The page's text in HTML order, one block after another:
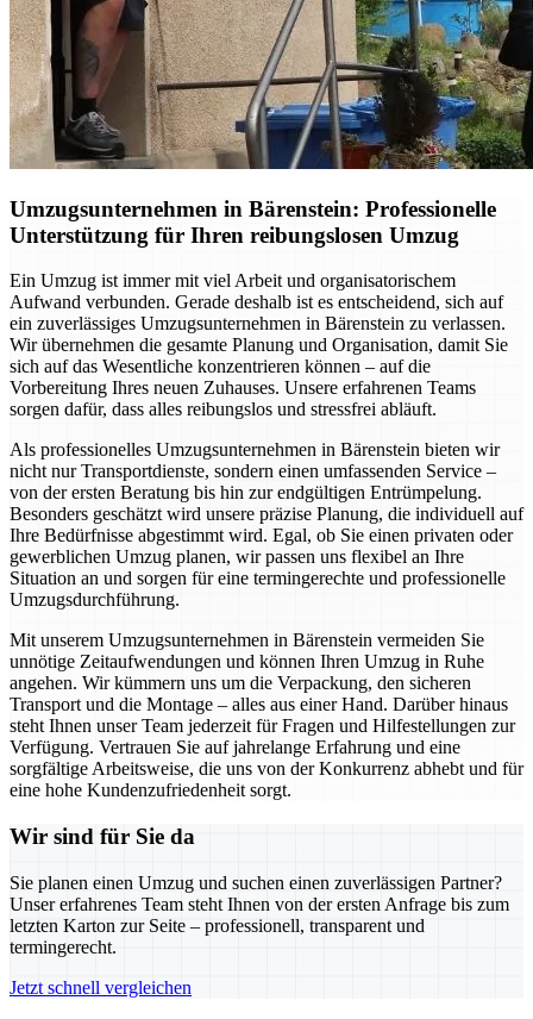
Umzugsunternehmen in Bärenstein: Professionelle
Unterstützung für Ihren reibungslosen Umzug
Ein Umzug ist immer mit viel Arbeit und organisatorischem
Aufwand verbunden. Gerade deshalb ist es entscheidend, sich auf
ein zuverlässiges Umzugsunternehmen in Bärenstein zu verlassen.
Wir übernehmen die gesamte Planung und Organisation, damit Sie
sich auf das Wesentliche konzentrieren können – auf die
Vorbereitung Ihres neuen Zuhauses. Unsere erfahrenen Teams
sorgen dafür, dass alles reibungslos und stressfrei abläuft.
Als professionelles Umzugsunternehmen in Bärenstein bieten wir
nicht nur Transportdienste, sondern einen umfassenden Service –
von der ersten Beratung bis hin zur endgültigen Entrümpelung.
Besonders geschätzt wird unsere präzise Planung, die individuell auf
Ihre Bedürfnisse abgestimmt wird. Egal, ob Sie einen privaten oder
gewerblichen Umzug planen, wir passen uns flexibel an Ihre
Situation an und sorgen für eine termingerechte und professionelle
Umzugsdurchführung.
Mit unserem Umzugsunternehmen in Bärenstein vermeiden Sie
unnötige Zeitaufwendungen und können Ihren Umzug in Ruhe
angehen. Wir kümmern uns um die Verpackung, den sicheren
Transport und die Montage – alles aus einer Hand. Darüber hinaus
steht Ihnen unser Team jederzeit für Fragen und Hilfestellungen zur
Verfügung. Vertrauen Sie auf jahrelange Erfahrung und eine
sorgfältige Arbeitsweise, die uns von der Konkurrenz abhebt und für
eine hohe Kundenzufriedenheit sorgt.
Wir sind für Sie da
Sie planen einen Umzug und suchen einen zuverlässigen Partner?
Unser erfahrenes Team steht Ihnen von der ersten Anfrage bis zum
letzten Karton zur Seite – professionell, transparent und
termingerecht.
Jetzt schnell vergleichen